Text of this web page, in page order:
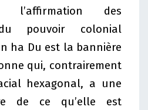
l’affirmation des
pouvoir colonial
ha Du est la bannière
qui, contrairement
hexagonal, a une
de ce qu’elle est